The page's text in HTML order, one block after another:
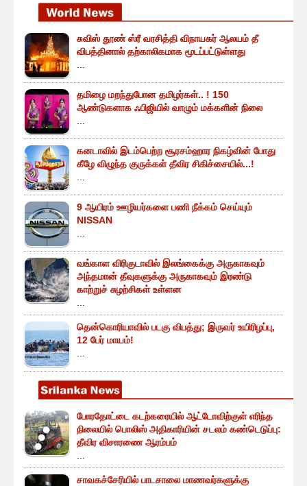
சுவிஸ் தூண் ஸ்ரீ வரசித்தி விநாயகர் ஆலயம் தீ
விபத்தினால் தற்காலிகமாக மூடப்பட்டுள்ளது
தமிழை மறந்துபோன தமிழர்கள்.. ! 150
ஆண்டுகளாக ஃபிஜியில் வாழும் மக்களின் நிலை
கனடாவில் இடம்பெற்ற சூரசம்ஹார நிகழ்வின் போது
கீழே விழுந்த குருக்கள் தீவிர சிகிச்சையில்...!
9 ஆயிரம் ஊழியர்களை பணி நீக்கம் செய்யும்
NISSAN
வங்காள விரிகுடாவில் இலங்கைக்கு அருகாகவும்
அந்தமான் தீவுகளுக்கு அருகாகவும் இரண்டு
காற்றுச் சுழற்சிகள் உள்ளன
தென்கொரியாவில் படகு விபத்து; இருவர் உயிரிழப்பு,
12 பேர் மாயம்!
போரதோட்டை கடற்கரையில் ஆட்டோவிற்குள் எரிந்த
நிலையில் பொலிஸ் அதிகாரியின் சடலம் கண்டெடுப்பு:
தீவிர விசாரணை ஆரம்பம்
சாவகச்சேரியில் பாடசாலை மாணவர்களுக்கு